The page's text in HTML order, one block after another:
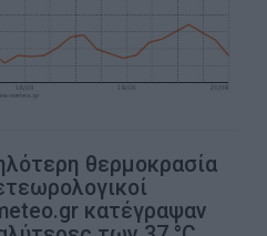
θερμοκρασία
κατέγραψαν